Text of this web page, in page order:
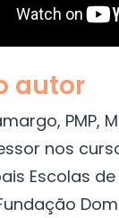
autor
PMP,
nos
Escolas